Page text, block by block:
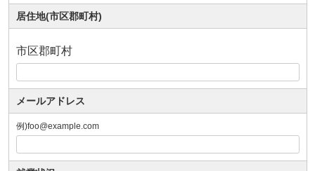
居住地(市区郡町村)
市区郡町村
メールアドレス
例)foo@example.com